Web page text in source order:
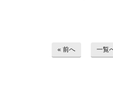
« 前へ 一覧
プ